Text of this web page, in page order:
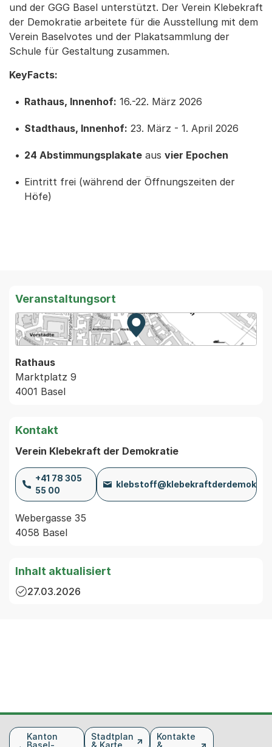
und der GGG Basel unterstützt. Der Verein Klebekraft
der Demokratie arbeitete für die Ausstellung mit dem
Verein Baselvotes und der Plakatsammlung der
Schule für Gestaltung zusammen.
KeyFacts:
Rathaus, Innenhof: 16.-22. März 2026
Stadthaus, Innenhof: 23. März - 1. April 2026
24 Abstimmungsplakate aus vier Epochen
Eintritt frei (während der Öffnungszeiten der
Höfe)
Veranstaltungsort
Zur Karte von MapBS.
Externer Link, wird in einem
Rathaus
Marktplatz 9
4001 Basel
Kontakt
Verein Klebekraft der Demokratie
+41 78 305
55 00
Webergasse 35
4058 Basel
Inhalt aktualisiert
27.03.2026
FusszeileKanton
Basel-
Stadtplan
& Karte
Kontakte
&